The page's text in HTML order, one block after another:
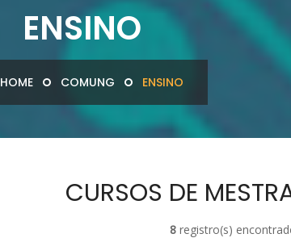
ENSINO
HOME COMUNG ENSINO
CURSOS DE
8registro(s)